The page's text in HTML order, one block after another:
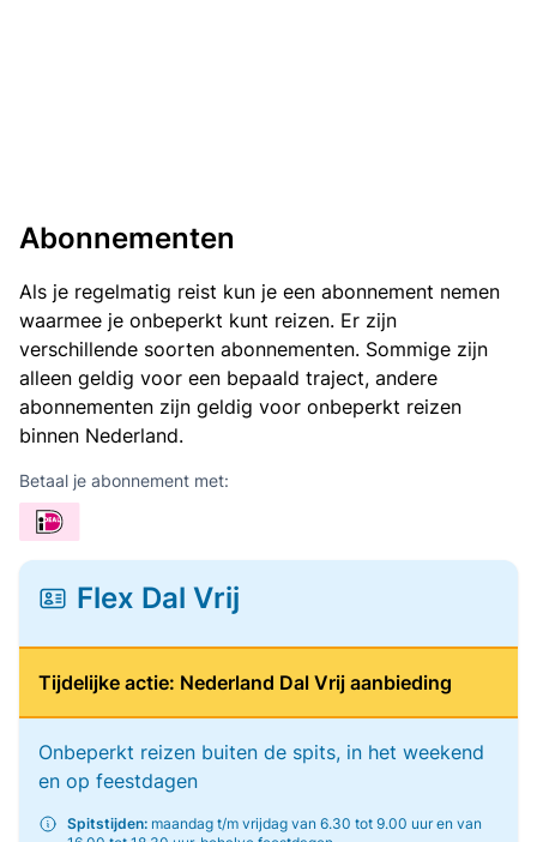
Abonnementen
Als je regelmatig reist kun je een abonnement nemen
waarmee je onbeperkt kunt reizen. Er zijn
verschillende soorten abonnementen. Sommige zijn
alleen geldig voor een bepaald traject, andere
abonnementen zijn geldig voor onbeperkt reizen
binnen Nederland.
Betaal je abonnement met:
Flex Dal Vrij
Tijdelijke actie: Nederland Dal Vrij aanbieding
Onbeperkt reizen buiten de spits, in het weekend
en op feestdagen
Spitstijden: maandag t/m vrijdag van 6.30 tot 9.00 uur en van